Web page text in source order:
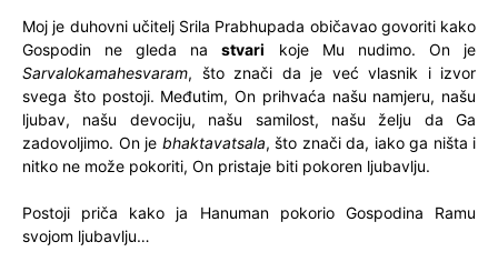
Moj je duhovni učitelj Srila Prabhupada običavao govoriti kako
Gospodin ne gleda nastvari koje Mu nudimo. On je
Sarvalokamahesvaram, što znači da je već vlasnik i izvor
svega što postoji. Međutim, On prihvaća našu namjeru, našu
ljubav, našu devociju, našu samilost, našu želju da Ga
zadovoljimo. On je bhaktavatsala, što znači da, iako ga ništa i
nitko ne može pokoriti, On pristaje biti pokoren ljubavlju.
Postoji priča kako ja Hanuman pokorio Gospodina Ramu
svojom ljubavlju…